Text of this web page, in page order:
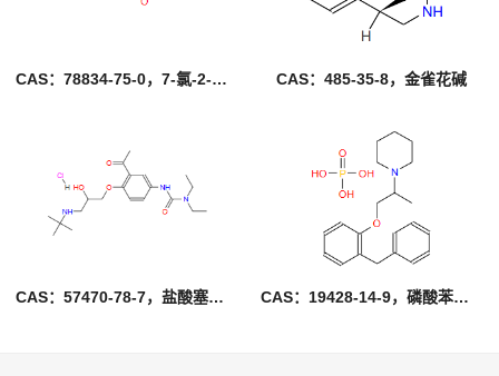
CAS：78834-75-0，7-氯-2-氧代庚酸乙酯 CAS：485-35-8，金雀花碱
CAS：57470-78-7，盐酸塞利洛尔 CAS：19428-14-9，磷酸苯丙哌林